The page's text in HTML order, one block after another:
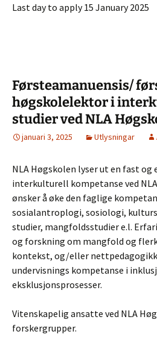
Last day to apply 15 January 2025
Førsteamanuensis/
høgskolelektor i
studier ved NLA
januari 3, 2025 Utlysningar
NLA Høgskolen lyser ut en fast
interkulturell kompetanse ved
ønsker å øke den faglige
sosialantroplogi, sosiologi,
studier, mangfoldsstudier e.l.
og forskning om mangfold og
kontekst, og/eller
undervisnings kompetanse i
eksklusjonsprosesser.
Vitenskapelig ansatte ved NLA
forskergrupper.